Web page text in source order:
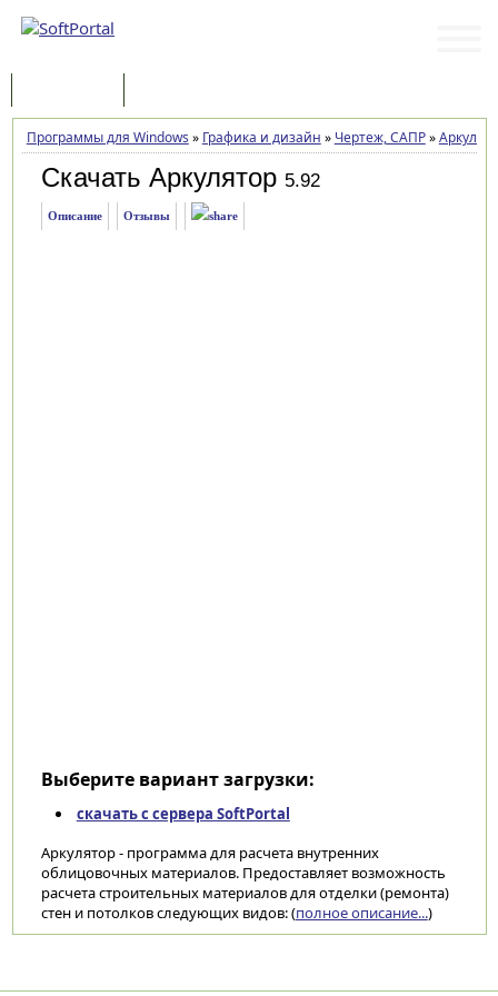
Программы для Windows » Графика и дизайн » Чертеж, САПР»
Скачать Аркулятор 5.92
Описание Отзывы
Выберите вариант загрузки:
скачать с сервера SoftPortal
Аркулятор - программа для расчета внутренних
облицовочных материалов. Предоставляет возможность
расчета строительных материалов для отделки (ремонта)
стен и потолков следующих видов: (полное описание...)